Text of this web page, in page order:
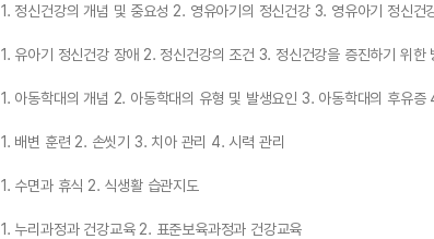
1. 정신건강의 개념 및 중요성 2. 영유아기의 정신건강 3. 영유아기 정신건
1. 유아기 정신건강 장애 2. 정신건강의 조건 3. 정신건강을 증진하기 위한
1. 아동학대의 개념 2. 아동학대의 유형 및 발생요인 3. 아동학대의 후유
1. 배변 훈련 2. 손씻기 3. 치아 관리 4. 시력 관리
1. 수면과 휴식 2. 식생활 습관지도
1. 누리과정과 건강교육 2. 표준보육과정과 건강교육